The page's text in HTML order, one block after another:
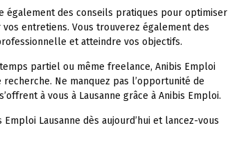
également des conseils pratiques pour optimiser
entretiens. Vous trouverez également des
et atteindre vos objectifs.
partiel ou même freelance, Anibis Emploi
Ne manquez pas l’opportunité de
à vous à Lausanne grâce à Anibis Emploi.
Lausanne dès aujourd’hui et lancez-vous